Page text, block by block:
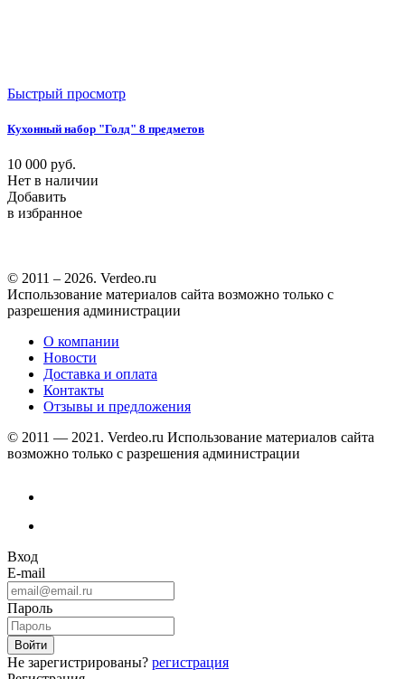
Быстрый просмотр
Кухонный набор "Голд" 8 предметов
10 000 руб.
Нет в наличии
Добавить
в избранное
© 2011 – 2026. Verdeo.ru
Использование материалов сайта возможно только с
разрешения администрации
О компании
Новости
Доставка и оплата
Контакты
Отзывы и предложения
© 2011 — 2021. Verdeo.ru Использование материалов сайта
возможно только с разрешения администрации
Вход
E-mail
Пароль
Не зарегистрированы? регистрация